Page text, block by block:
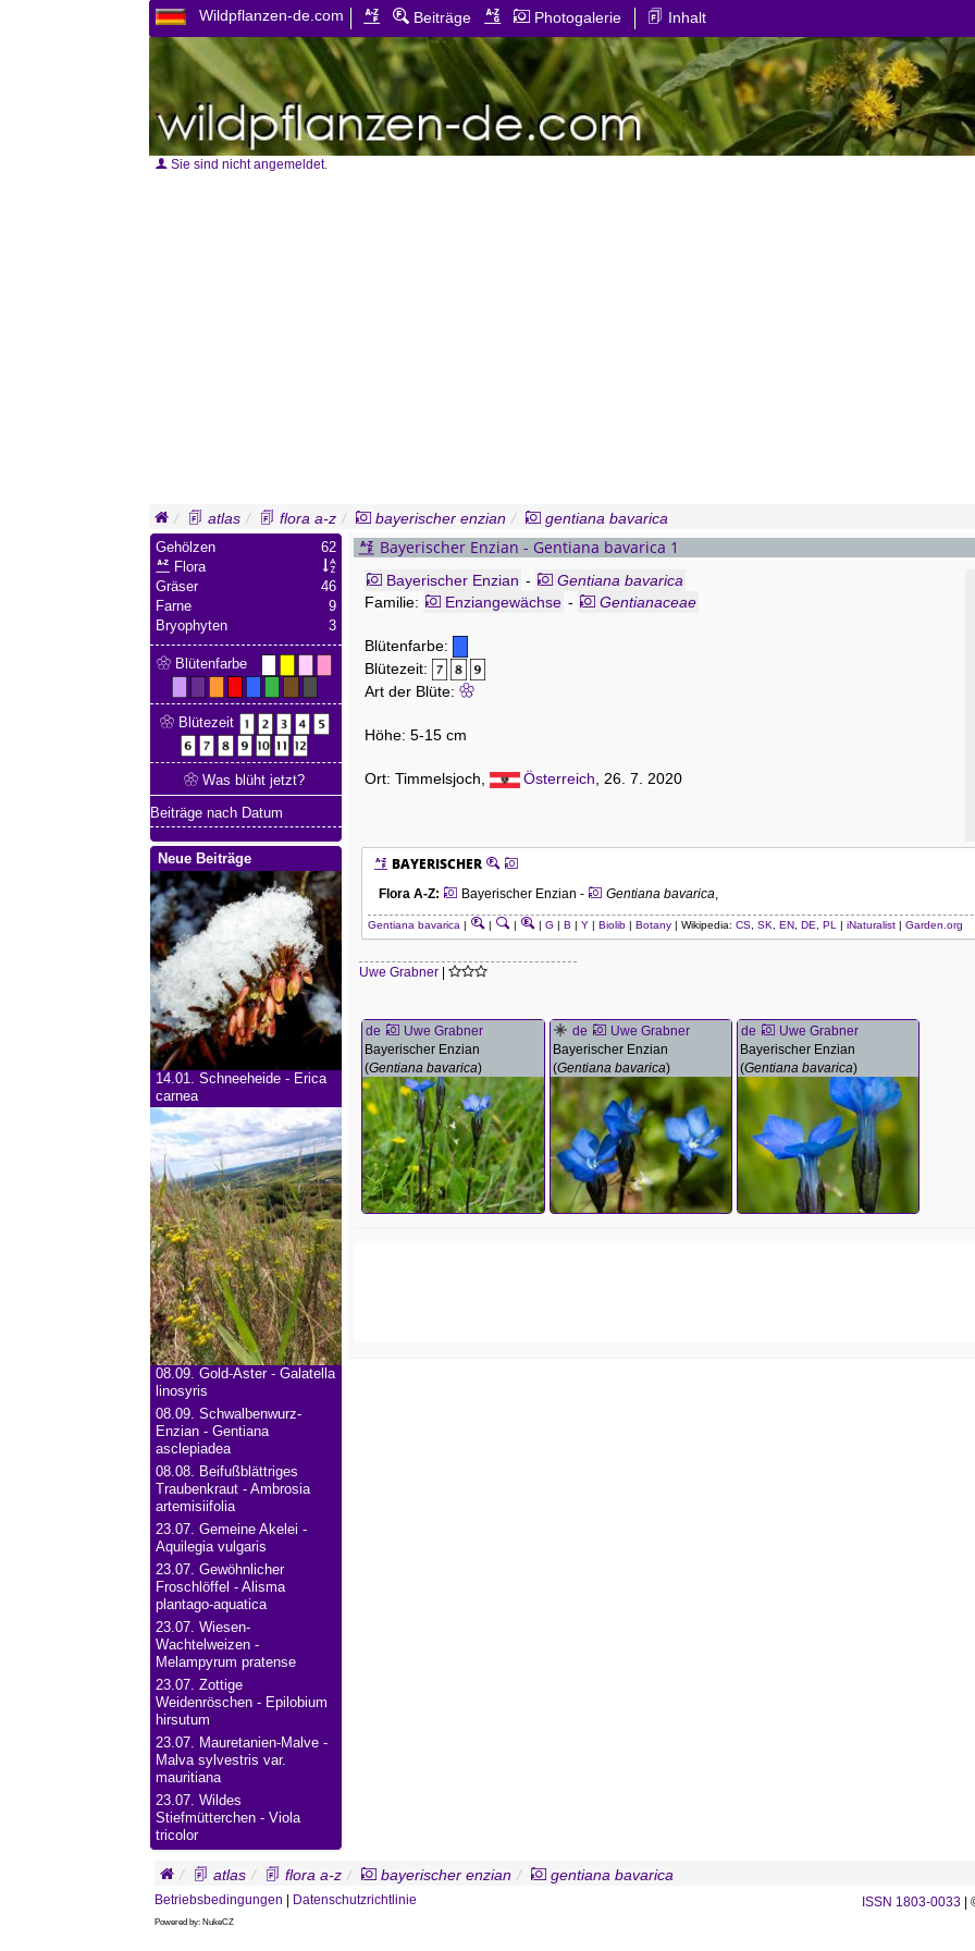
Wildpflanzen-de.com Beiträge Photogalerie Inhalt
Sie sind nicht angemeldet.
atlas flora a-z bayerischer enzian
gentiana bavarica
Bayerischer Enzian - Gentiana bavarica 1
Bayerischer Enzian -
Gentiana bavarica
Familie:
Enziangewächse - Gentianaceae
Blütenfarbe:
Blütezeit:
Art der Blüte:
Höhe: 5-15 cm
Ort: Timmelsjoch, Österreich, 26. 7. 2020
BAYERISCHER
Flora A-Z: Bayerischer Enzian - Gentiana bavarica
Gentiana bavarica | | | |G |B |Y |Biolib |Botany | Wikipedia:CS ,SK ,EN ,DE ,PL |iNaturalist |Garden.org
Uwe Grabner |
de
Uwe Grabner
Bayerischer Enzian
(Gentiana bavarica)
de
Uwe Grabner
Bayerischer Enzian
(Gentiana bavarica)
de
Uwe Grabner
Bayerischer Enzian
(Gentiana bavarica)
62
Gehölzen
Flora
46
Gräser
9
Farne
3
Bryophyten
Blütenfarbe
Blütezeit
Was blüht jetzt?
Beiträge nach Datum
Neue Beiträge
14.01. Schneeheide - Erica
carnea
08.09. Gold-Aster - Galatella
linosyris
08.09. Schwalbenwurz-
Enzian - Gentiana
asclepiadea
08.08. Beifußblättriges
Traubenkraut - Ambrosia
artemisiifolia
23.07. Gemeine Akelei -
Aquilegia vulgaris
23.07. Gewöhnlicher
Froschlöffel - Alisma
plantago-aquatica
23.07. Wiesen-
Wachtelweizen -
Melampyrum pratense
23.07. Zottige
Weidenröschen - Epilobium
hirsutum
23.07. Mauretanien-Malve -
Malva sylvestris var.
mauritiana
23.07. Wildes
Stiefmütterchen - Viola
tricolor
atlas flora a-z bayerischer enzian gentiana bavarica
ISSN 1803-0033 |
Betriebsbedingungen Datenschutzrichtlinie
Powered by: NukeCZ